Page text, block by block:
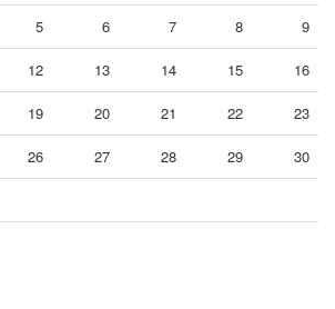
5 6 7 8 9
12 13 14 15 16
19 20 21 22 23
26 27 28 29 30